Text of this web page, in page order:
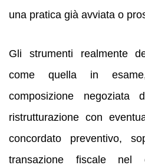
una pratica già avviata o
Gli strumenti realmente
come quella in
composizione
ristrutturazione con
concordato preventivo,
transazione fiscale nel